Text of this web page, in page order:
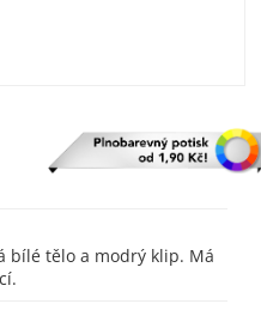
bílé tělo a modrý klip. Má